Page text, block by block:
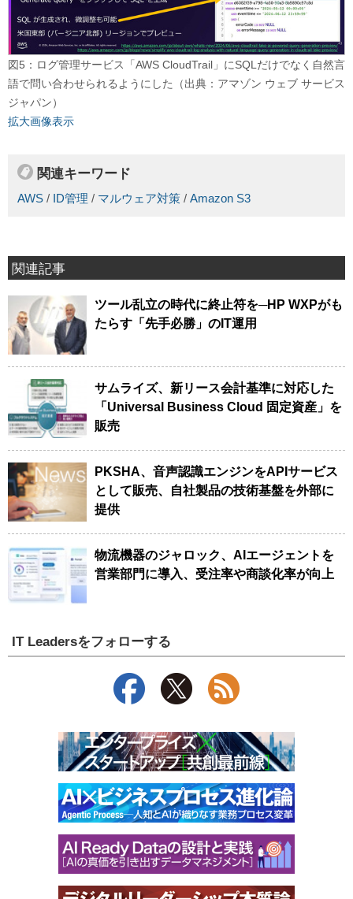
図5：ログ管理サービス「AWS CloudTrail」にSQLだけでなく自然言
語で問い合わせられるようにした（出典：アマゾン ウェブ サービス
ジャパン）
拡大画像表示
関連キーワード
AWS / ID管理 / マルウェア対策 / Amazon S3
関連記事
ツール乱立の時代に終止符を─HP WXPがも
たらす「先手必勝」のIT運用
サムライズ、新リース会計基準に対応した
「Universal Business Cloud 固定資産」を
販売
PKSHA、音声認識エンジンをAPIサービス
として販売、自社製品の技術基盤を外部に
提供
物流機器のジャロック、AIエージェントを
営業部門に導入、受注率や商談化率が向上
IT Leadersをフォローする